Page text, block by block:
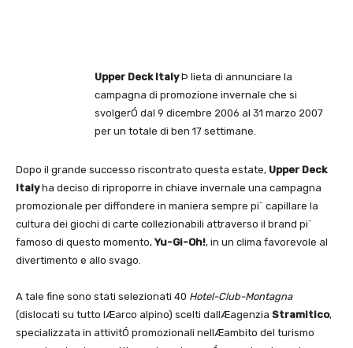
Upper Deck ItalyÞ lieta di annunciare la
campagna di promozione invernale che si
svolgerÓ dal 9 dicembre 2006 al 31 marzo 2007
per un totale di ben 17 settimane.
Dopo il grande successo riscontrato questa estate, Upper Deck
Italyha deciso di riproporre in chiave invernale una campagna
promozionale per diffondere in maniera sempre pi¨ capillare la
cultura dei giochi di carte collezionabili attraverso il brand pi¨
famoso di questo momento, Yu-Gi-Oh!, in un clima favorevole al
divertimento e allo svago.
A tale fine sono stati selezionati 40 Hotel-Club-Montagna
(dislocati su tutto lÆarco alpino) scelti dallÆagenzia Stramitico,
specializzata in attivitÓ promozionali nellÆambito del turismo